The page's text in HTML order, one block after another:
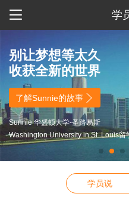
 学
别让梦想等太久
收获全新的世界
了解Sunnie的故事 
Sunnie 华盛顿大学-圣路易斯
Washington University in St. Louis留
学员说